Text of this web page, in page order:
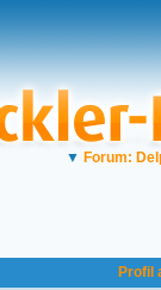
▼ Forum:
Profil